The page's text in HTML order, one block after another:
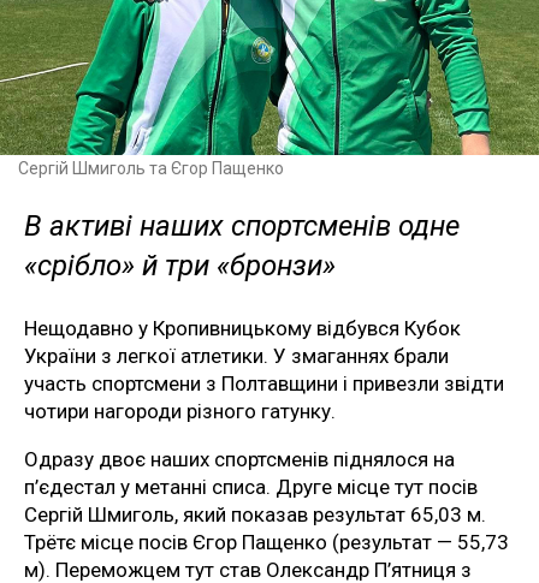
Сергій Шмиголь та Єгор Пащенко
В активі наших спортсменів одне
«срібло» й три «бронзи»
Нещодавно у Кропивницькому відбувся Кубок
України з легкої атлетики. У змаганнях брали
участь спортсмени з Полтавщини і привезли звідти
чотири нагороди різного гатунку.
Одразу двоє наших спортсменів піднялося на
п’єдестал у метанні списа. Друге місце тут посів
Сергій Шмиголь, який показав результат 65,03 м.
Трётє місце посів Єгор Пащенко (результат — 55,73
м). Переможцем тут став Олександр П’ятниця з